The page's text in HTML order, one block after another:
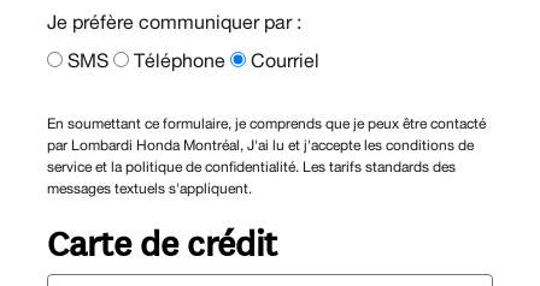
Je préfère communiquer par :
SMS
Téléphone Courriel
En soumettant ce formulaire, je comprends que je peux être contacté
par Lombardi Honda Montréal, J'ai lu et j'accepte les conditions de
service et la politique de confidentialité. Les tarifs standards des
messages textuels s'appliquent.
Carte de crédit